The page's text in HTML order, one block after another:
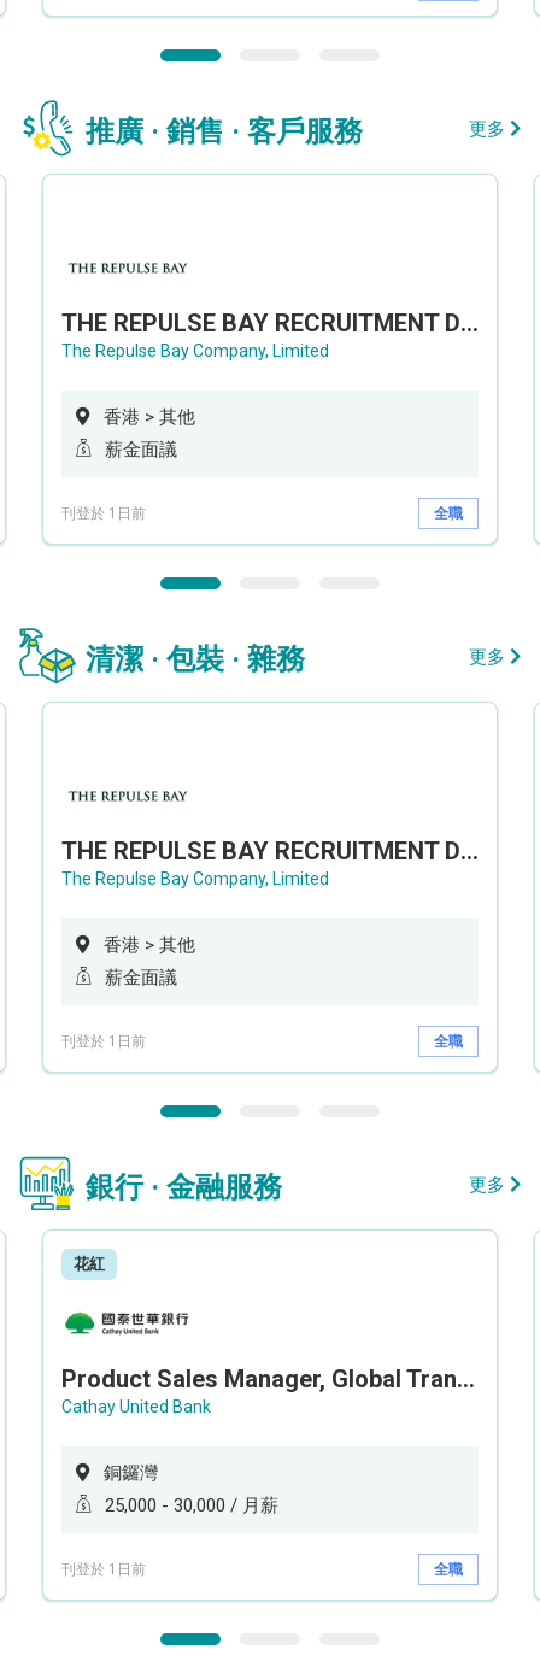
推廣 · 銷售 · 客戶服務 更多
THE REPULSE BAY RECRUITMENT DAY 淺水灣影灣園人才招聘會
The Repulse Bay Company, Limited
香港 > 其他
薪金面議
刊登於 1日前 全職
清潔 · 包裝 · 雜務 更多
THE REPULSE BAY RECRUITMENT DAY 淺水灣影灣園人才招聘會
The Repulse Bay Company, Limited
香港 > 其他
薪金面議
刊登於 1日前 全職
銀行 · 金融服務 更多
花紅
Product Sales Manager, Global Transaction Service (GTS)
Cathay United Bank
銅鑼灣
25,000 - 30,000 / 月薪
刊登於 1日前 全職